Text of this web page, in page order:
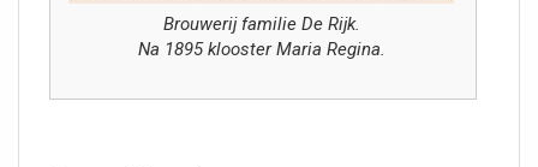
Brouwerij familie De Rijk.
Na 1895 klooster Maria Regina.